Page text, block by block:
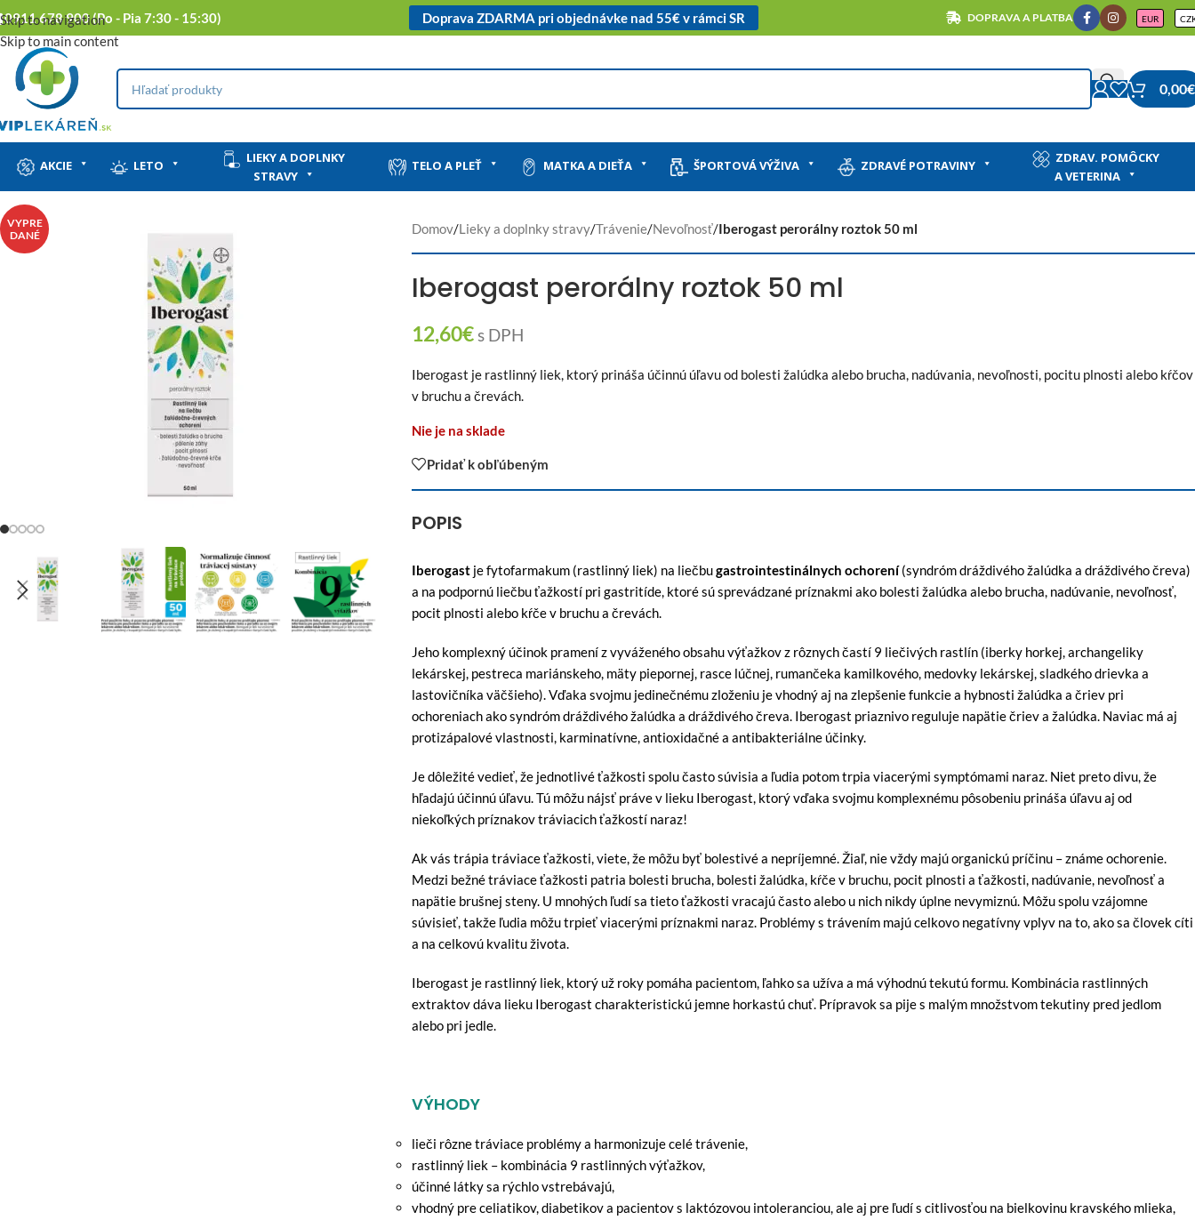
Skip to navigation
Skip to main content
0911 678 900 (Po - Pia 7:30 - 15:30) Doprava ZDARMA pri objednávke nad 55€ v rámci SR DOPRAVA A PLATBA EUR
0,00€
AKCIE LETO
LIEKY A DOPLNKY
STRAVY
TELO A PLEŤ MATKA A DIEŤA ŠPORTOVÁ VÝŽIVA ZDRAVÉ POTRAVINY
ZDRAV. POMÔCKY
A VETERINA
VYPRE
DANÉ
Domov/Lieky a doplnky stravy/Trávenie/Nevoľnosť/Iberogast perorálny roztok 50 ml
Iberogast perorálny roztok 50 ml
12,60€s DPH
Iberogast je rastlinný liek, ktorý prináša účinnú úľavu od bolesti žalúdka alebo brucha, nadúvania, nevoľnosti, pocitu plnosti alebo kŕčov
v bruchu a črevách.
Nie je na sklade
Pridať k obľúbeným
POPIS
Iberogast je fytofarmakum (rastlinný liek) na liečbugastrointestinálnych ochorení(syndróm dráždivého žalúdka a dráždivého čreva)
a na podpornú liečbu ťažkostí pri gastritíde, ktoré sú sprevádzané príznakmi ako bolesti žalúdka alebo brucha, nadúvanie, nevoľnosť,
pocit plnosti alebo kŕče v bruchu a črevách.
Jeho komplexný účinok pramení z vyváženého obsahu výťažkov z rôznych častí 9 liečivých rastlín (iberky horkej, archangeliky
lekárskej, pestreca mariánskeho, mäty piepornej, rasce lúčnej, rumančeka kamilkového, medovky lekárskej, sladkého drievka a
lastovičníka väčšieho). Vďaka svojmu jedinečnému zloženiu je vhodný aj na zlepšenie funkcie a hybnosti žalúdka a čriev pri
ochoreniach ako syndróm dráždivého žalúdka a dráždivého čreva. Iberogast priaznivo reguluje napätie čriev a žalúdka. Naviac má aj
protizápalové vlastnosti, karminatívne, antioxidačné a antibakteriálne účinky.
Je dôležité vedieť, že jednotlivé ťažkosti spolu často súvisia a ľudia potom trpia viacerými symptómami naraz. Niet preto divu, že
hľadajú účinnú úľavu. Tú môžu nájsť práve v lieku Iberogast, ktorý vďaka svojmu komplexnému pôsobeniu prináša úľavu aj od
niekoľkých príznakov tráviacich ťažkostí naraz!
Ak vás trápia tráviace ťažkosti, viete, že môžu byť bolestivé a nepríjemné. Žiaľ, nie vždy majú organickú príčinu – známe ochorenie.
Medzi bežné tráviace ťažkosti patria bolesti brucha, bolesti žalúdka, kŕče v bruchu, pocit plnosti a ťažkosti, nadúvanie, nevoľnosť a
napätie brušnej steny. U mnohých ľudí sa tieto ťažkosti vracajú často alebo u nich nikdy úplne nevymiznú. Môžu spolu vzájomne
súvisieť, takže ľudia môžu trpieť viacerými príznakmi naraz. Problémy s trávením majú celkovo negatívny vplyv na to, ako sa človek cíti
a na celkovú kvalitu života.
Iberogast je rastlinný liek, ktorý už roky pomáha pacientom, ľahko sa užíva a má výhodnú tekutú formu. Kombinácia rastlinných
extraktov dáva lieku Iberogast charakteristickú jemne horkastú chuť. Prípravok sa pije s malým množstvom tekutiny pred jedlom
alebo pri jedle.
VÝHODY
lieči rôzne tráviace problémy a harmonizuje celé trávenie,
rastlinný liek – kombinácia 9 rastlinných výťažkov,
účinné látky sa rýchlo vstrebávajú,
vhodný pre celiatikov, diabetikov a pacientov s laktózovou intoleranciou, ale aj pre ľudí s citlivosťou na bielkovinu kravského mlieka,